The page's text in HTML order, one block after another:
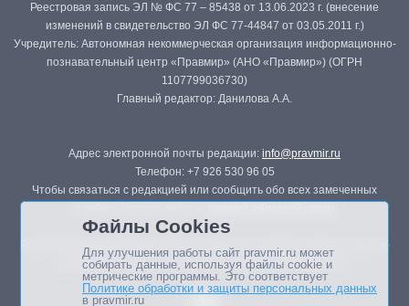
Реестровая запись ЭЛ № ФС 77 – 85438 от 13.06.2023 г. (внесение
изменений в свидетельство ЭЛ ФС 77-44847 от 03.05.2011 г.)
Учредитель: Автономная некоммерческая организация информационно-
познавательный центр «Правмир» (АНО «Правмир») (ОГРН
1107799036730)
Главный редактор: Данилова А.А.
Адрес электронной почты редакции: info@pravmir.ru
Телефон: +7 926 530 96 05
Чтобы связаться с редакцией или сообщить обо всех замеченных
Републикация материалов сайта в печатных изданиях (книгах, прессе)
возможна только с письменного разрешения редакции.
Файлы Cookies
Для улучшения работы сайт pravmir.ru может
собирать данные, используя файлы cookie и
метрические программы. Это соответствует
Политике обработки и защиты персональных данных
в pravmir.ru